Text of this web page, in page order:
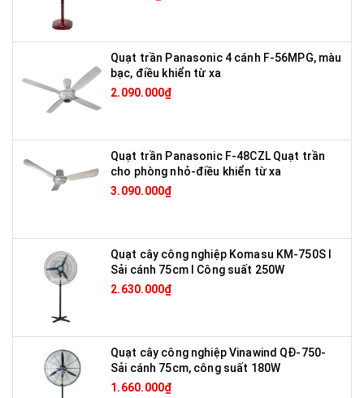
Quạt trần Panasonic 4 cánh F-56MPG, màu
bạc, điều khiển từ xa
2.090.000₫
Quạt trần Panasonic F-48CZL Quạt trần
cho phòng nhỏ-điều khiển từ xa
3.090.000₫
Quạt cây công nghiệp Komasu KM-750S I
Sải cánh 75cm I Công suất 250W
2.630.000₫
Quạt cây công nghiệp Vinawind QĐ-750-
Sải cánh 75cm, công suất 180W
1.660.000₫